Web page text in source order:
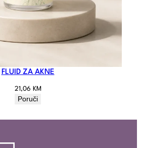
FLUID ZA AKNE
21,06 KM
Poruči